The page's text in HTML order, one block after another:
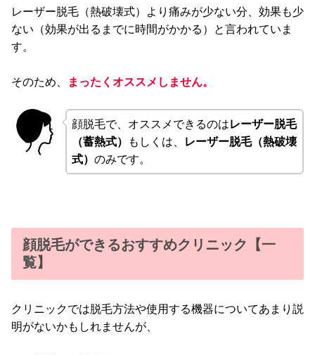
レーザー脱毛（熱破壊式）より痛みが少ない分、効果も少
ない（効果が出るまでに時間がかかる）と言われていま
す。
そのため、 まったくオススメしません。
顔脱毛で、オススメできるのはレーザー脱毛
（蓄熱式）
もしくは、
レーザー脱毛（熱破壊
式） のみです。
顔脱毛ができるおすすめクリニック【一
覧】
クリニックでは脱毛方法や使用する機器についてあまり説
明がないかもしれませんが、